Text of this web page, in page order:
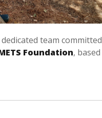
team committed
Foundation, based